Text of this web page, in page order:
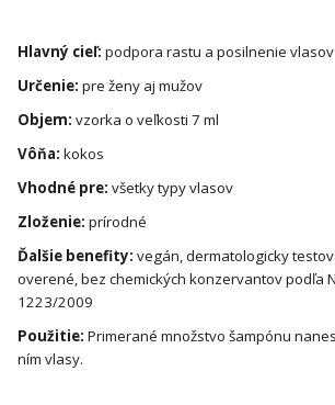
Hlavný cieľ: podpora rastu a posilnenie vlasov
Určenie: pre ženy aj mužov
Objem: vzorka o veľkosti 7 ml
Vôňa: kokos
Vhodné pre: všetky typy vlasov
Zloženie: prírodné
Ďalšie benefity: vegán, dermatologicky
overené, bez chemických konzervantov podľa
1223/2009
Použitie: Primerané množstvo šampónu
ním vlasy.